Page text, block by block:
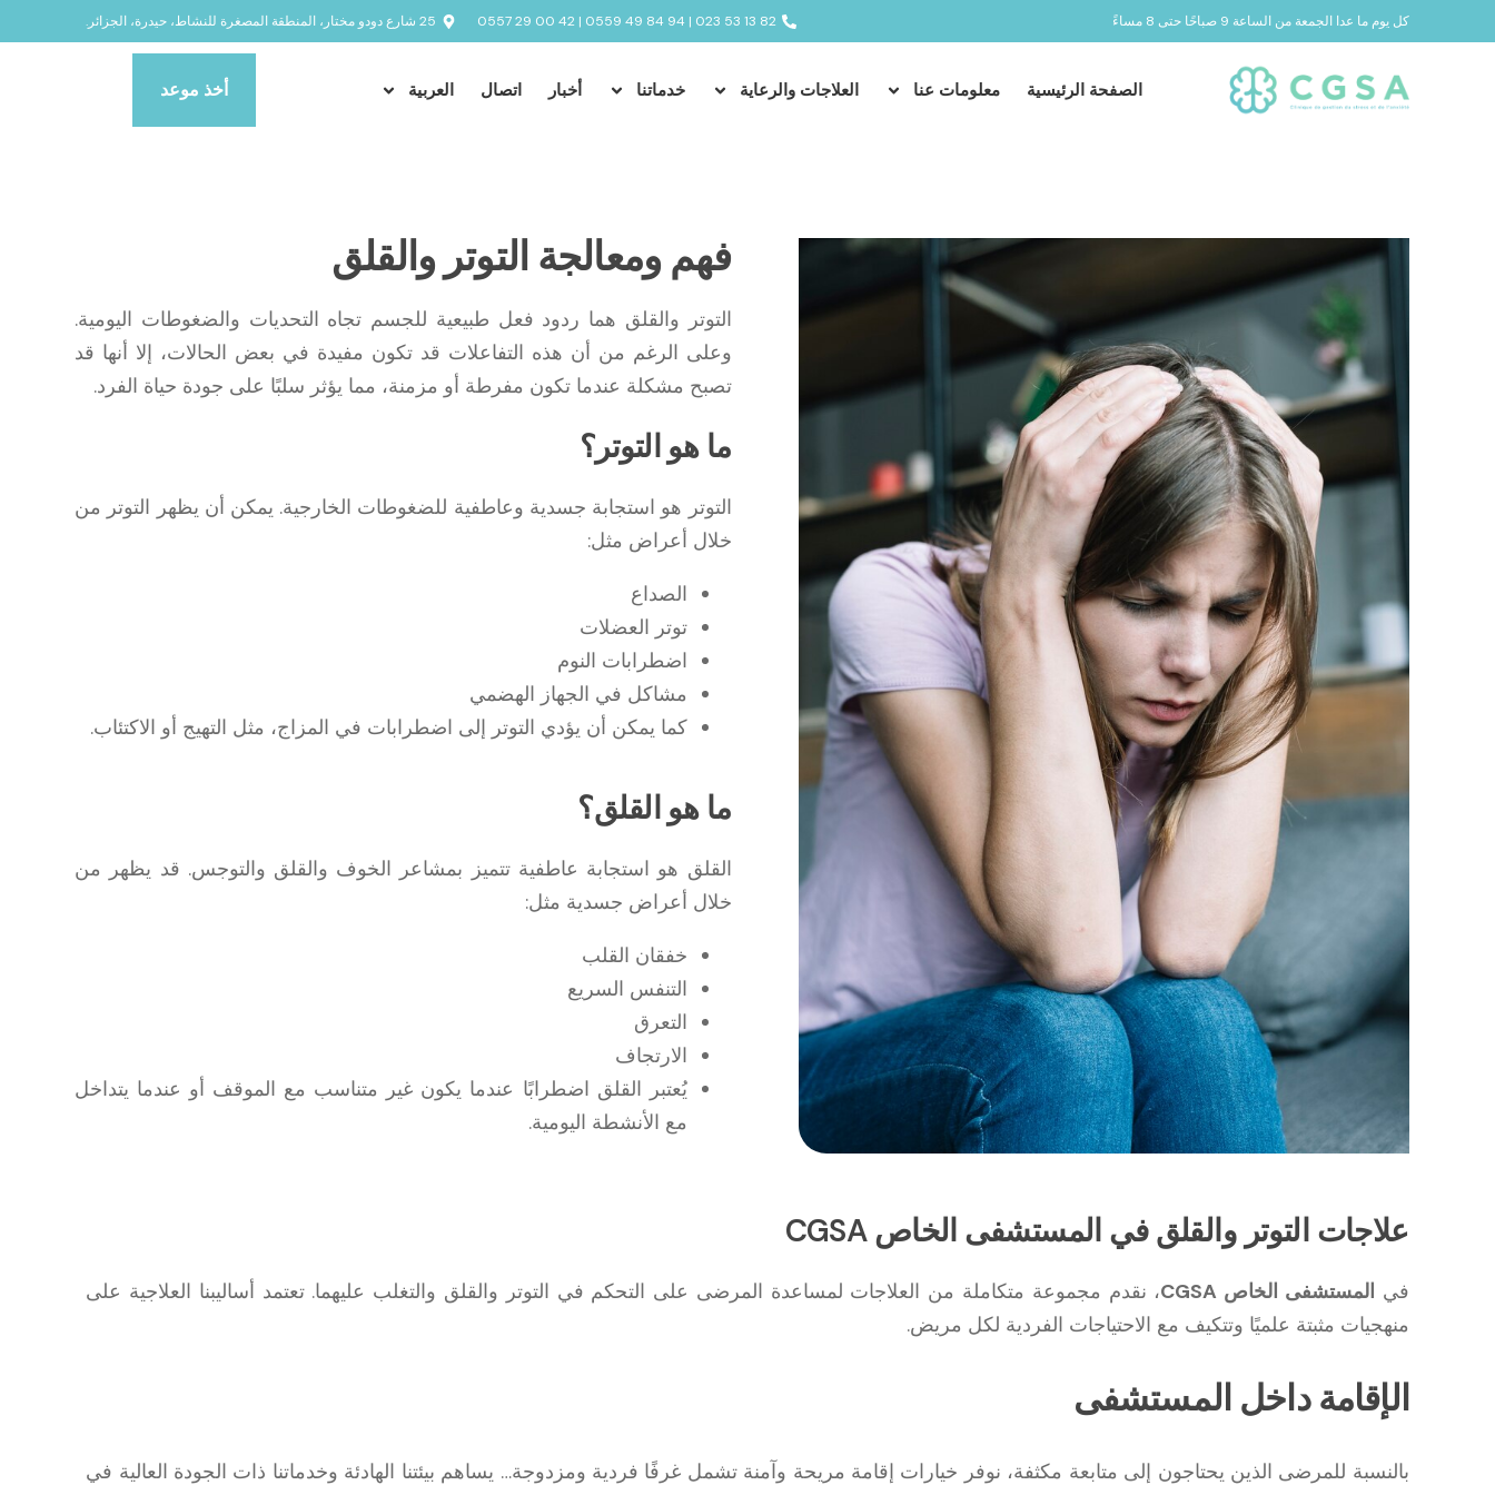
كل يوم ما عدا الجمعة من الساعة 9 صباحًا حتى 8 مساءً 82 13 53 023 | 94 84 49 0559 | 42 00 29 0557 25 شارع دودو مختار، المنطقة المصغرة للنشاط، حيدرة، الجزائر.
الصفحة الرئيسية معلومات عنا العلاجات والرعاية خدماتنا أخبار اتصال العربية أخذ موعد
فهم ومعالجة التوتر والقلق
التوتر والقلق هما ردود فعل طبيعية للجسم تجاه التحديات والضغوطات اليومية.
وعلى الرغم من أن هذه التفاعلات قد تكون مفيدة في بعض الحالات، إلا أنها قد
تصبح مشكلة عندما تكون مفرطة أو مزمنة، مما يؤثر سلبًا على جودة حياة الفرد.
ما هو التوتر؟
التوتر هو استجابة جسدية وعاطفية للضغوطات الخارجية. يمكن أن يظهر التوتر من
خلال أعراض مثل:
الصداع
توتر العضلات
اضطرابات النوم
مشاكل في الجهاز الهضمي
كما يمكن أن يؤدي التوتر إلى اضطرابات في المزاج، مثل التهيج أو الاكتئاب.
ما هو القلق؟
القلق هو استجابة عاطفية تتميز بمشاعر الخوف والقلق والتوجس. قد يظهر من
خلال أعراض جسدية مثل:
خفقان القلب
التنفس السريع
التعرق
الارتجاف
يُعتبر القلق اضطرابًا عندما يكون غير متناسب مع الموقف أو عندما يتداخل
مع الأنشطة اليومية.
علاجات التوتر والقلق في المستشفى الخاص CGSA
في المستشفى الخاص CGSA
، نقدم مجموعة متكاملة من العلاجات لمساعدة المرضى على التحكم في التوتر والقلق والتغلب عليهما. تعتمد أساليبنا العلاجية على
منهجيات مثبتة علميًا وتتكيف مع الاحتياجات الفردية لكل مريض.
الإقامة داخل المستشفى
بالنسبة للمرضى الذين يحتاجون إلى متابعة مكثفة، نوفر خيارات إقامة مريحة وآمنة تشمل غرفًا فردية ومزدوجة… يساهم بيئتنا الهادئة وخدماتنا ذات الجودة العالية في